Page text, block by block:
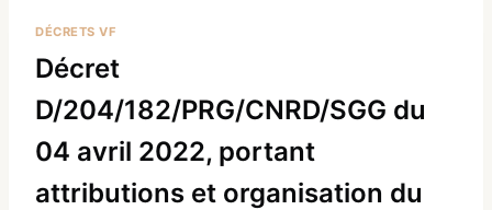
DÉCRETS VF
Décret
D/204/182/PRG/CNRD/SGG du
04 avril 2022, portant
attributions et organisation du